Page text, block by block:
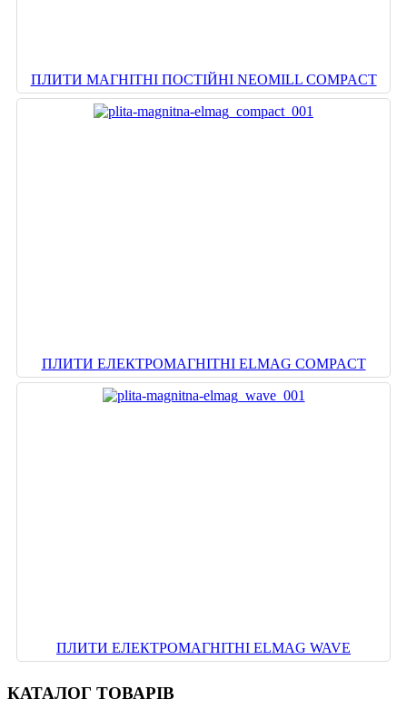
ПЛИТИ МАГНІТНІ ПОСТІЙНІ NEOMILL COMPACT
ПЛИТИ ЕЛЕКТРОМАГНІТНІ ELMAG COMPACT
ПЛИТИ ЕЛЕКТРОМАГНІТНІ ELMAG WAVE
КАТАЛОГ ТОВАРІВ